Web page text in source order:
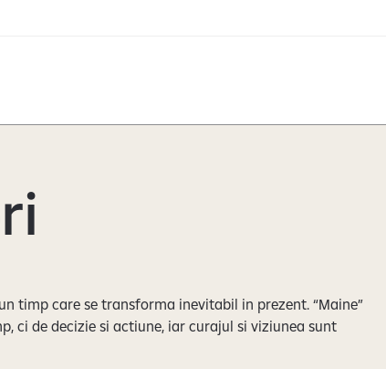
timp care se transforma inevitabil in prezent. “Maine”
ci de decizie si actiune, iar curajul si viziunea sunt